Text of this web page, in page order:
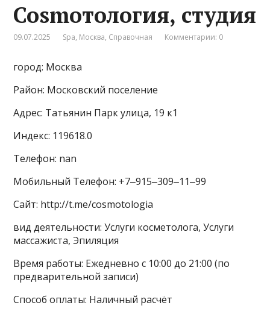
Cosmoтология, студия
09.07.2025 Spa, Москва, Справочная Комментарии: 0
город: Москва
Район: Московский поселение
Адрес: Татьянин Парк улица, 19 к1
Индекс: 119618.0
Телефон: nan
Мобильный Телефон: +7‒915‒309‒11‒99
Сайт: http://t.me/cosmotologia
вид деятельности: Услуги косметолога, Услуги
массажиста, Эпиляция
Время работы: Ежедневно с 10:00 до 21:00 (по
предварительной записи)
Способ оплаты: Наличный расчёт